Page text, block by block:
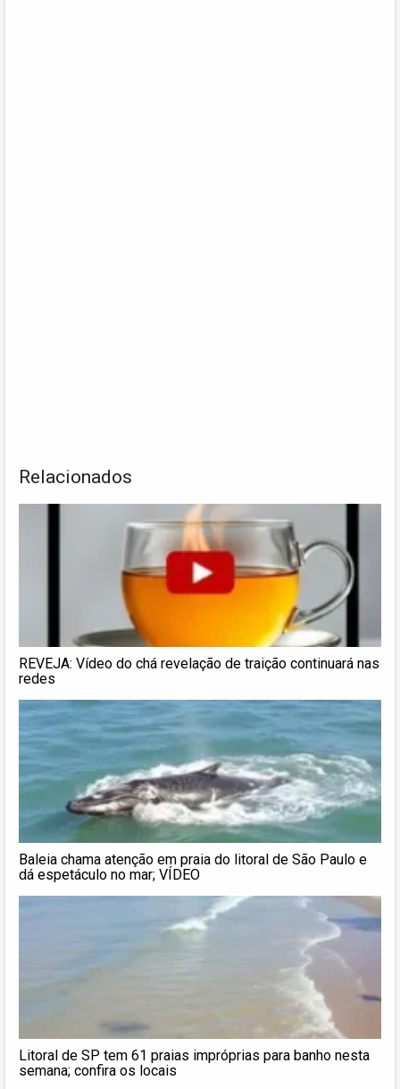
Relacionados
REVEJA: Vídeo do chá revelação de traição continuará nas
redes
Baleia chama atenção em praia do litoral de São Paulo e
dá espetáculo no mar; VÍDEO
Litoral de SP tem 61 praias impróprias para banho nesta
semana; confira os locais